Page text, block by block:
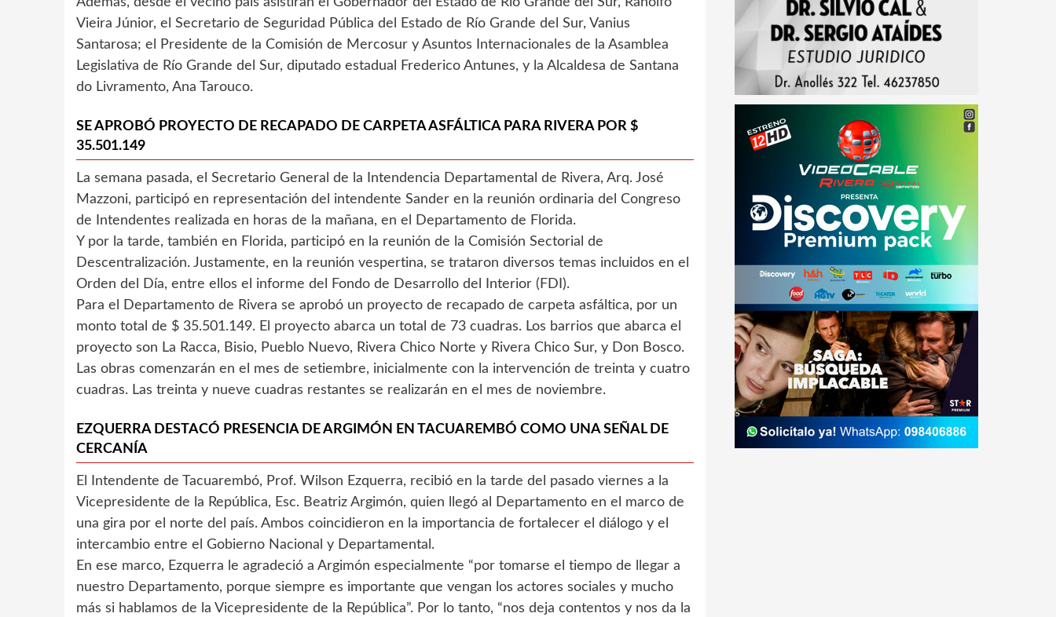
Vieira Júnior, el Secretario de Seguridad Pública del Estado de Río Grande del Sur, Vanius
Santarosa; el Presidente de la Comisión de Mercosur y Asuntos Internacionales de la Asamblea
Legislativa de Río Grande del Sur, diputado estadual Frederico Antunes, y la Alcaldesa de Santana
do Livramento, Ana Tarouco.
SE APROBÓ PROYECTO DE RECAPADO DE CARPETA ASFÁLTICA PARA RIVERA POR $
35.501.149
La semana pasada, el Secretario General de la Intendencia Departamental de Rivera, Arq. José
Mazzoni, participó en representación del intendente Sander en la reunión ordinaria del Congreso
de Intendentes realizada en horas de la mañana, en el Departamento de Florida.
Y por la tarde, también en Florida, participó en la reunión de la Comisión Sectorial de
Descentralización. Justamente, en la reunión vespertina, se trataron diversos temas incluidos en el
Orden del Día, entre ellos el informe del Fondo de Desarrollo del Interior (FDI).
Para el Departamento de Rivera se aprobó un proyecto de recapado de carpeta asfáltica, por un
monto total de $ 35.501.149. El proyecto abarca un total de 73 cuadras. Los barrios que abarca el
proyecto son La Racca, Bisio, Pueblo Nuevo, Rivera Chico Norte y Rivera Chico Sur, y Don Bosco.
Las obras comenzarán en el mes de setiembre, inicialmente con la intervención de treinta y cuatro
cuadras. Las treinta y nueve cuadras restantes se realizarán en el mes de noviembre.
EZQUERRA DESTACÓ PRESENCIA DE ARGIMÓN EN TACUAREMBÓ COMO UNA SEÑAL DE
CERCANÍA
El Intendente de Tacuarembó, Prof. Wilson Ezquerra, recibió en la tarde del pasado viernes a la
Vicepresidente de la República, Esc. Beatriz Argimón, quien llegó al Departamento en el marco de
una gira por el norte del país. Ambos coincidieron en la importancia de fortalecer el diálogo y el
intercambio entre el Gobierno Nacional y Departamental.
En ese marco, Ezquerra le agradeció a Argimón especialmente “por tomarse el tiempo de llegar a
nuestro Departamento, porque siempre es importante que vengan los actores sociales y mucho
más si hablamos de la Vicepresidente de la República”. Por lo tanto, “nos deja contentos y nos da la